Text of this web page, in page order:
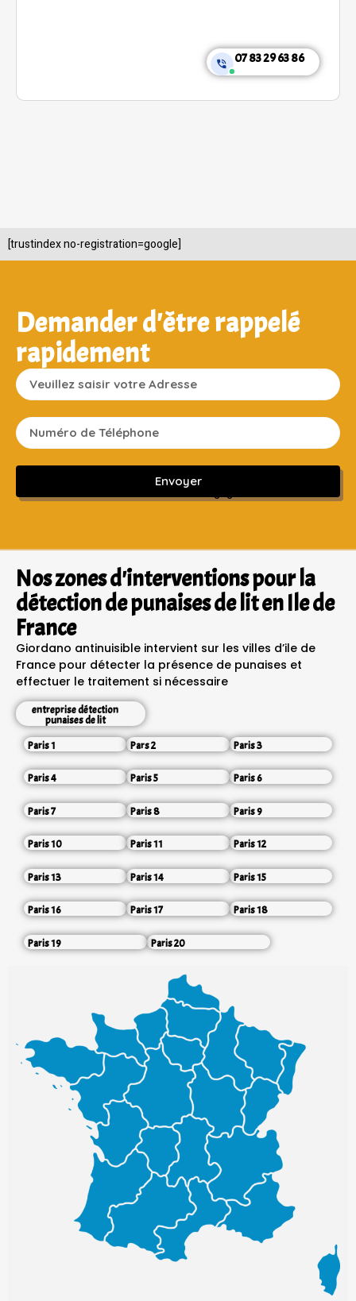
07 83 29 63 86
[trustindex no-registration=google]
Demander d'être rappelé
rapidement
Envoyer
Sans engagement ni frais cachés
Nos zones d'interventions pour la
détection de punaises de lit en Ile de
France
Giordano antinuisible intervient sur les villes d’ile de
France pour détecter la présence de punaises et
effectuer le traitement si nécessaire
entreprise détection
punaises de lit
Paris 1
Pars 2 Paris 3
Paris 4 Paris 5 Paris 6
Paris 7 Paris 8 Paris 9
Paris 10 Paris 11 Paris 12
Paris 13 Paris 14 Paris 15
Paris 16 Paris 17 Paris 18
Paris 19 Paris 20